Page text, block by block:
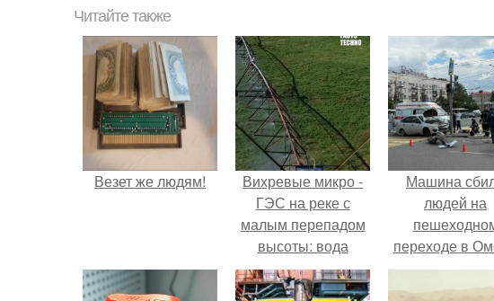
Читайте также
Везет же людям!
Вихревые микро -
ГЭС на реке с
малым перепадом
высоты: вода
закручивается в
бетонной камере и
Машина
людей на
переходе в
пострадали
человек.